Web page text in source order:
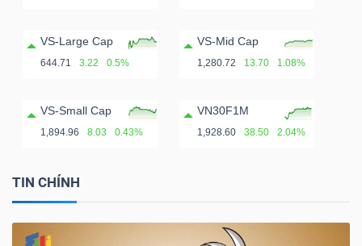
VS-Large Cap
644.71 3.22 0.5%
VS-Mid Cap
1,280.72 13.70 1.08%
VS-Small Cap
1,894.96 8.03 0.43%
VN30F1M
1,928.60 38.50 2.04%
TIN CHÍNH